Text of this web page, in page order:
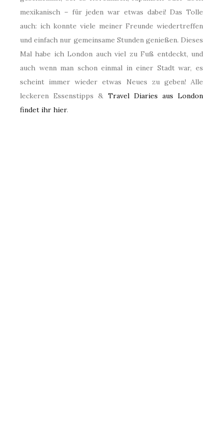
mexikanisch – für jeden war etwas dabei! Das Tolle
auch: ich konnte viele meiner Freunde wiedertreffen
und einfach nur gemeinsame Stunden genießen. Dieses
Mal habe ich London auch viel zu Fuß entdeckt, und
auch wenn man schon einmal in einer Stadt war, es
scheint immer wieder etwas Neues zu geben! Alle
leckeren Essenstipps & Travel Diaries aus London
findet ihr hier.